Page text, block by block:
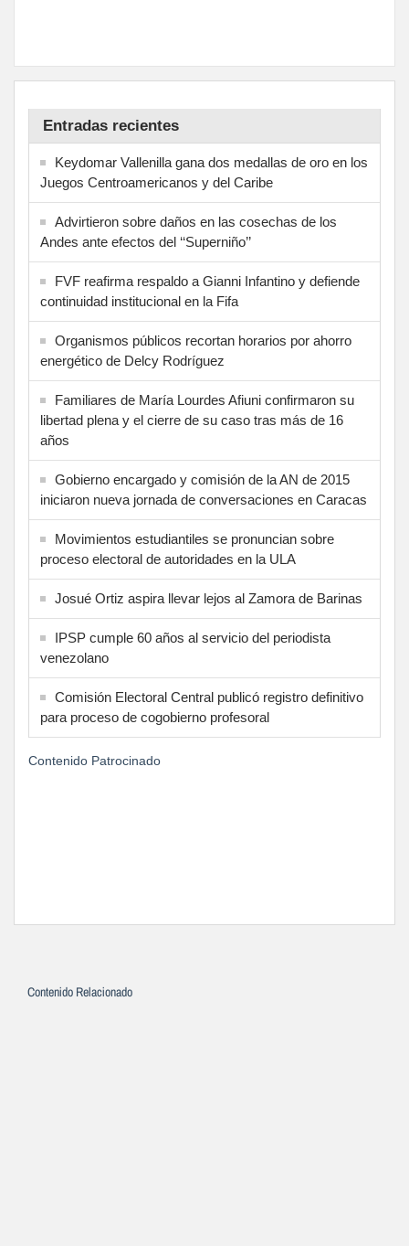
Entradas recientes
Keydomar Vallenilla gana dos medallas de oro en los
Juegos Centroamericanos y del Caribe
Advirtieron sobre daños en las cosechas de los
Andes ante efectos del ‘‘Superniño’’
FVF reafirma respaldo a Gianni Infantino y defiende
continuidad institucional en la Fifa
Organismos públicos recortan horarios por ahorro
energético de Delcy Rodríguez
Familiares de María Lourdes Afiuni confirmaron su
libertad plena y el cierre de su caso tras más de 16
años
Gobierno encargado y comisión de la AN de 2015
iniciaron nueva jornada de conversaciones en Caracas
Movimientos estudiantiles se pronuncian sobre
proceso electoral de autoridades en la ULA
Josué Ortiz aspira llevar lejos al Zamora de Barinas
IPSP cumple 60 años al servicio del periodista
venezolano
Comisión Electoral Central publicó registro definitivo
para proceso de cogobierno profesoral
Contenido Patrocinado
Contenido Relacionado